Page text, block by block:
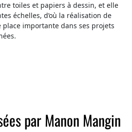
toiles et papiers à dessin, et elle
échelles, d’où la réalisation de
importante dans ses projets
par Manon Mangin